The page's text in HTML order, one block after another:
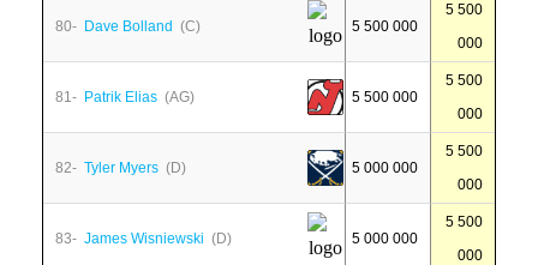
80- Dave Bolland (C) 5 500 000
5 500
000
81- Patrik Elias (AG) 5 500 000
5 500
000
82- Tyler Myers (D) 5 000 000
5 500
000
83- James Wisniewski (D) 5 000 000
5 500
000